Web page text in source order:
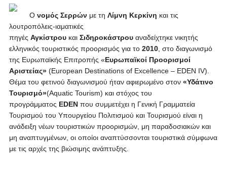
Ο νομός Σερρώνμε τη Λίμνη Κερκίνη και τις
λουτροπόλεις-ιαματικές
πηγές Αγκίστρουκαι Σιδηροκάστρουαναδείχτηκε νικητής
ελληνικός τουριστικός προορισμός για το 2010, στο διαγωνισμό
της Ευρωπαϊκής Επιτροπής «Ευρωπαϊκοί Προορισμοί
Αριστείας»(European Destinations of Excellence – EDEN IV).
Θέμα του φετινού διαγωνισμού ήταν αφιερωμένο στον «Υδάτινο
Τουρισμό»(Aquatic Tourism) και στόχος του
προγράμματος EDEN που συμμετέχει η Γενική Γραμματεία
Τουρισμού του Υπουργείου Πολιτισμού και Τουρισμού είναι η
ανάδειξη νέων τουριστικών προορισμών, μη παραδοσιακών και
μη αναπτυγμένων, οι οποίοι αναπτύσσονται τουριστικά σύμφωνα
με τις αρχές της βιώσιμης ανάπτυξης.